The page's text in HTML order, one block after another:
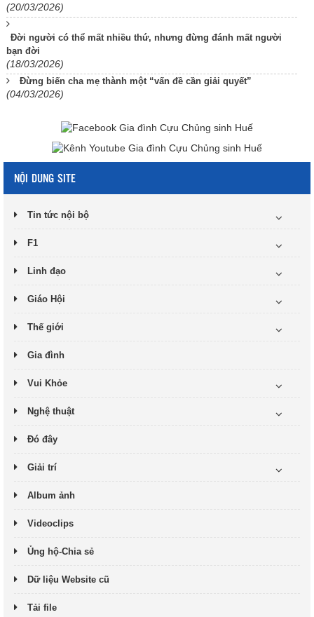
(20/03/2026)
Đời người có thể mất nhiều thứ, nhưng đừng đánh mất người
bạn đời
(18/03/2026)
Đừng biến cha mẹ thành một “vấn đề cần giải quyết”
(04/03/2026)
NỘI DUNG SITE
Tin tức nội bộ
F1
Linh đạo
Giáo Hội
Thế giới
Gia đình
Vui Khỏe
Nghệ thuật
Đó đây
Giải trí
Album ảnh
Videoclips
Ủng hộ-Chia sẻ
Dữ liệu Website cũ
Tải file